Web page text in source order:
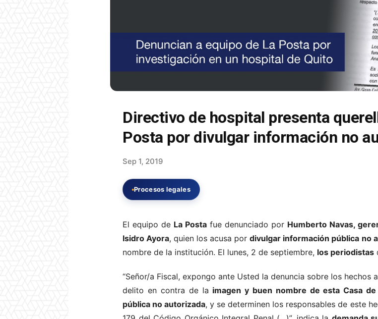
Directivo de hospital presenta
Posta por divulgar información no
Sep 1, 2019
Procesos legales
El equipo de La Posta fue denunciado por Humberto Navas,
Isidro Ayora, quien los acusa pordivulgar información pública no
nombre de la institución. El lunes, 2 de septiembre, los periodistas
“Señor/a Fiscal, expongo ante Usted la denuncia sobre los hechos
delito en contra de la imagen y buen nombre de esta Casa de
pública no autorizada, y se determinen los responsables de este